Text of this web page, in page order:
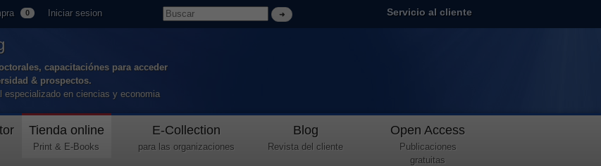
0 Iniciar sesion Servicio al cliente
capacitaciónes para acceder
& prospectos.
especializado en ciencias y economia
Tienda online
Print & E-Books
E-Collection
para las organizaciones
Blog
Revista del cliente
Open Access
Publicaciones
gratuitas